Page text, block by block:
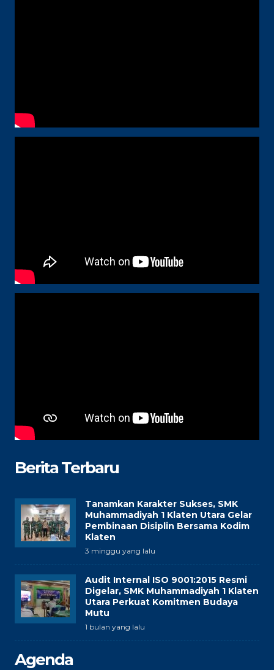
Berita Terbaru
Tanamkan Karakter Sukses, SMK
Muhammadiyah 1 Klaten Utara Gelar
Pembinaan Disiplin Bersama Kodim
Klaten
3 minggu yang lalu
Audit Internal ISO 9001:2015 Resmi
Digelar, SMK Muhammadiyah 1 Klaten
Utara Perkuat Komitmen Budaya
Mutu
1 bulan yang lalu
Agenda